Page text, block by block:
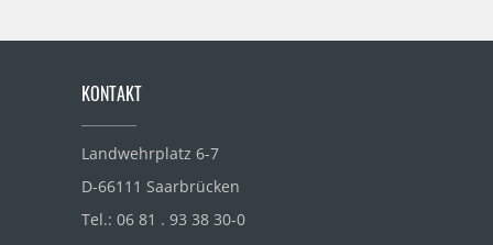
KONTAKT
Landwehrplatz 6-7
D-66111 Saarbrücken
Tel.: 06 81 . 93 38 30-0